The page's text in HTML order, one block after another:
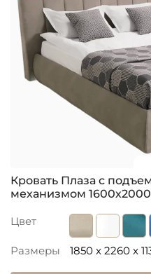
Кровать Плаза с
механизмом 1600х2000
Цвет
Размеры 1850 x 2260 x